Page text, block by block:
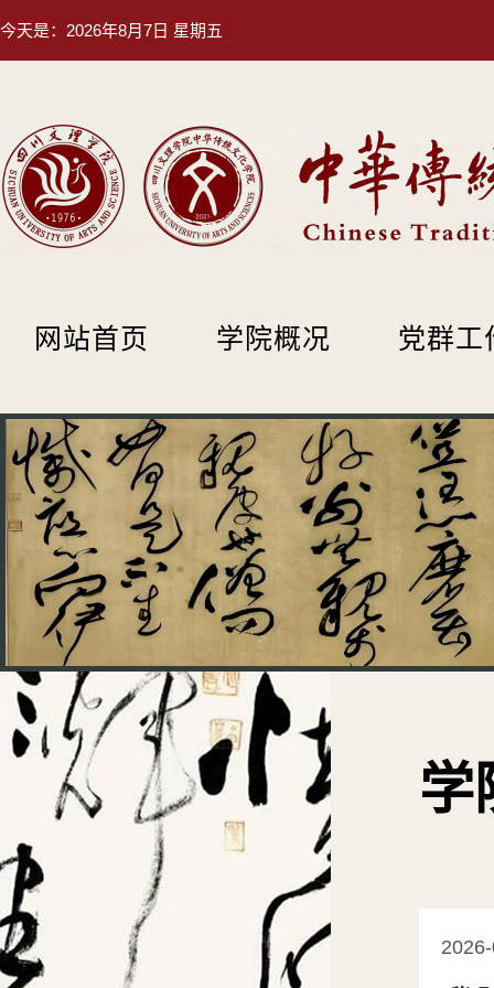
今天是： 2026年8月7日 星期五
网站首页 学院概况 党群工
学